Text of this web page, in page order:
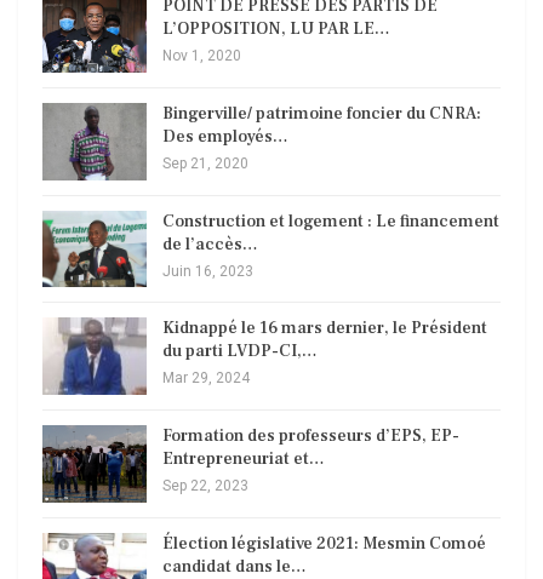
POINT DE PRESSE DES PARTIS DE
L’OPPOSITION, LU PAR LE…
Nov 1, 2020
Bingerville/ patrimoine foncier du CNRA:
Des employés…
Sep 21, 2020
Construction et logement : Le financement
de l’accès…
Juin 16, 2023
Kidnappé le 16 mars dernier, le Président
du parti LVDP-CI,…
Mar 29, 2024
Formation des professeurs d’EPS, EP-
Entrepreneuriat et…
Sep 22, 2023
Élection législative 2021: Mesmin Comoé
candidat dans le…